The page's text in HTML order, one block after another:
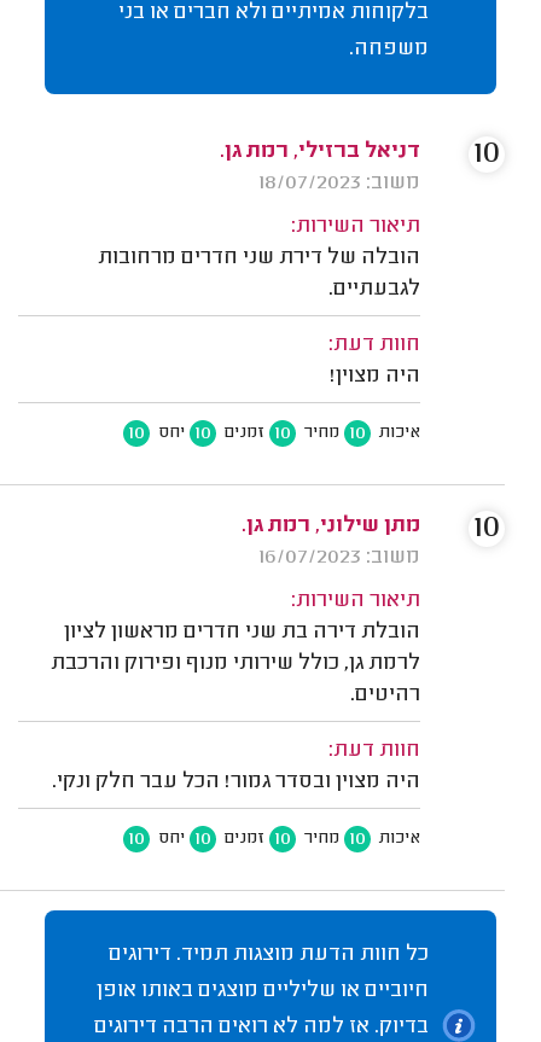
בלקוחות אמיתיים ולא חברים או בני
משפחה.
דניאל ברזילי, רמת גן.
משוב: 18/07/2023
תיאור השירות:
הובלה של דירת שני חדרים מרחובות
לגבעתיים.
חוות דעת:
היה מצוין!
איכות 10 מחיר 10 זמנים 10 יחס 10
10
מתן שילוני, רמת גן.
משוב: 16/07/2023
תיאור השירות:
הובלת דירה בת שני חדרים מראשון לציון
לרמת גן, כולל שירותי מנוף ופירוק והרכבת
רהיטים.
חוות דעת:
היה מצוין ובסדר גמור! הכל עבר חלק ונקי.
איכות 10 מחיר 10 זמנים 10 יחס 10
10
כל חוות הדעת מוצגות תמיד. דירוגים
חיוביים או שליליים מוצגים באותו אופן
בדיוק. אז למה לא רואים הרבה דירוגים